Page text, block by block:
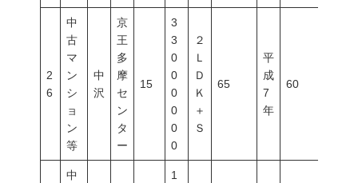
2
6
中
古
マ
ン
シ
ョ
ン
等
中
沢
京
王
多
摩
セ
ン
タ
ー
15
3
3
0
0
0
0
0
0
２
Ｌ
Ｄ
Ｋ
＋
Ｓ
65
平
成
7
年
60
中
1